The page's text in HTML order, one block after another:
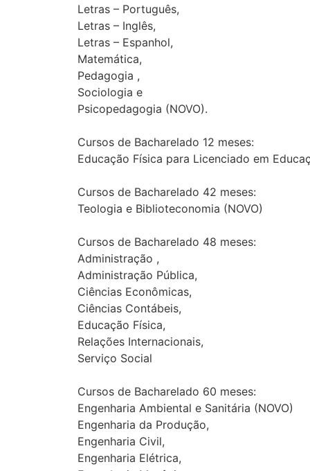
Letras – Português,
Letras – Inglês,
Letras – Espanhol,
Matemática,
Pedagogia ,
Sociologia e
Psicopedagogia (NOVO).
Cursos de Bacharelado 12 meses:
Educação Física para Licenciado em
Cursos de Bacharelado 42 meses:
Teologia e Biblioteconomia (NOVO)
Cursos de Bacharelado 48 meses:
Administração ,
Administração Pública,
Ciências Econômicas,
Ciências Contábeis,
Educação Física,
Relações Internacionais,
Serviço Social
Cursos de Bacharelado 60 meses:
Engenharia Ambiental e Sanitária (NOVO)
Engenharia da Produção,
Engenharia Civil,
Engenharia Elétrica,